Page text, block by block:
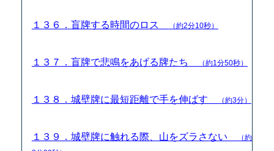
１３６．盲牌する時間のロス （約2分10秒）
１３７．盲牌で悲鳴をあげる牌たち （約1分50秒）
１３８．城壁牌に最短距離で手を伸ばす （約3分）
１３９．城壁牌に触れる際、山をズラさない
（約